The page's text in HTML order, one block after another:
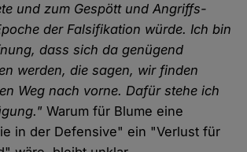
und zum Gespött und Angriffs-
der Falsifikation würde. Ich bin
dass sich da genügend
werden, die sagen, wir finden
Weg nach vorne. Dafür stehe ich
Warum für Blume eine
in der Defensive" ein "Verlust für